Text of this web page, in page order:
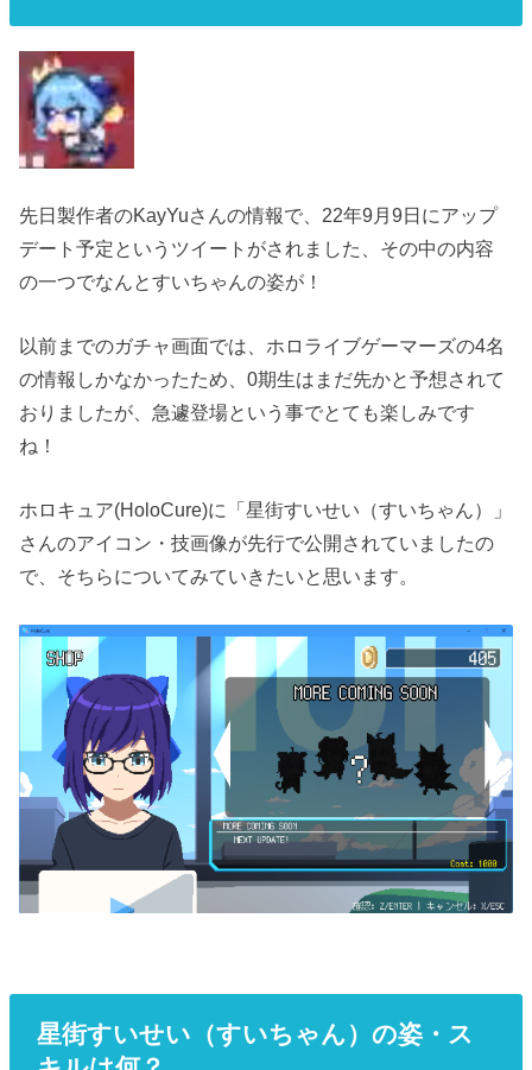
先日製作者のKayYuさんの情報で、22年9月9日にアップ
デート予定というツイートがされました、その中の内容
の一つでなんとすいちゃんの姿が！
以前までのガチャ画面では、ホロライブゲーマーズの4名
の情報しかなかったため、0期生はまだ先かと予想されて
おりましたが、急遽登場という事でとても楽しみです
ね！
ホロキュア(HoloCure)に「星街すいせい（すいちゃん）」
さんのアイコン・技画像が先行で公開されていましたの
で、そちらについてみていきたいと思います。
星街すいせい（すいちゃん）の姿・ス